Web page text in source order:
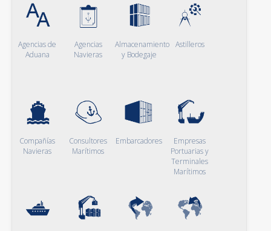
Agencias de
Aduana
Agencias
Navieras
Almacenamiento
y Bodegaje
Astilleros
Compañías
Navieras
Consultores
Marítimos
Embarcadores
Empresas
Portuarias y
Terminales
Marítimos